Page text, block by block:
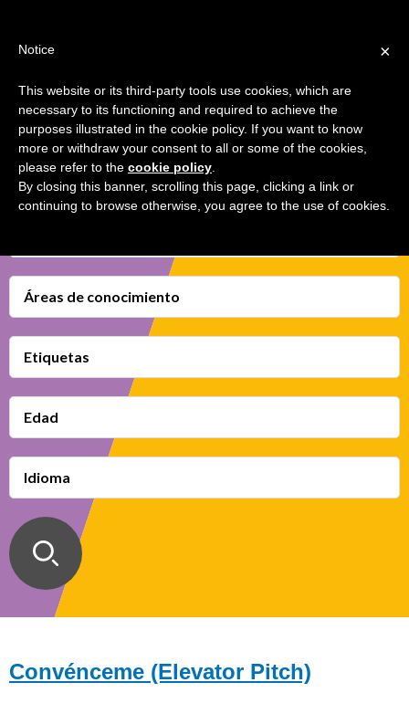
navigation
MENU
INICIO
MAPA COMPETENCIAS TRANSMEDIA
FICHAS DIDÁCTICAS
FAVORITOS
top
CONVÉNCEME (ELEVATOR PITCH)
Áreas de conocimiento
Etiquetas
Edad
Idioma
Convénceme (Elevator Pitch)
×
Notice
This website or its third-party tools use cookies, which are
necessary to its functioning and required to achieve the
purposes illustrated in the cookie policy. If you want to know
more or withdraw your consent to all or some of the cookies,
please refer to the cookie policy
By closing this banner, scrolling this page, clicking a link or
continuing to browse otherwise, you agree to the use of cookies.